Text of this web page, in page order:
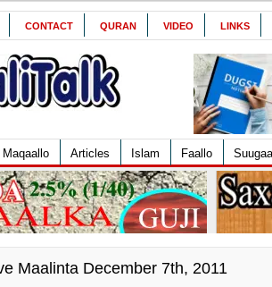
CONTACT QURAN VIDEO LINKS
Maqaallo Articles Islam Faallo
Maalinta December 7th, 2011